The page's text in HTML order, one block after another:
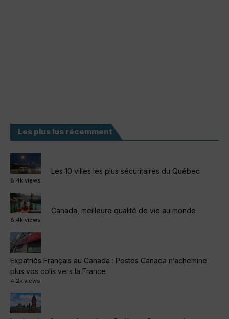
Les plus lus récemment
Les 10 villes les plus sécuritaires du Québec
8.4k views
Canada, meilleure qualité de vie au monde
8.4k views
Expatriés Français au Canada : Postes Canada n’achemine
plus vos colis vers la France
4.2k views